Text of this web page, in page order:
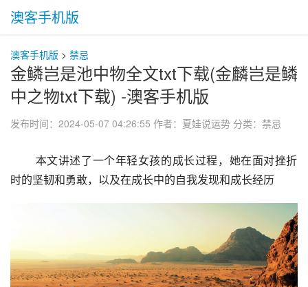
澳客手机版
澳客手机版 > 禁忌
金鳞岂是池中物全文txt下载(金麟岂是鳞
中之物txt下载) -澳客手机版
发布时间：2024-05-07 04:26:55 作者：夏娃说运势 分类： 禁忌
时的坚韧和勇敢，以及在成长中的自我发现和成长经历